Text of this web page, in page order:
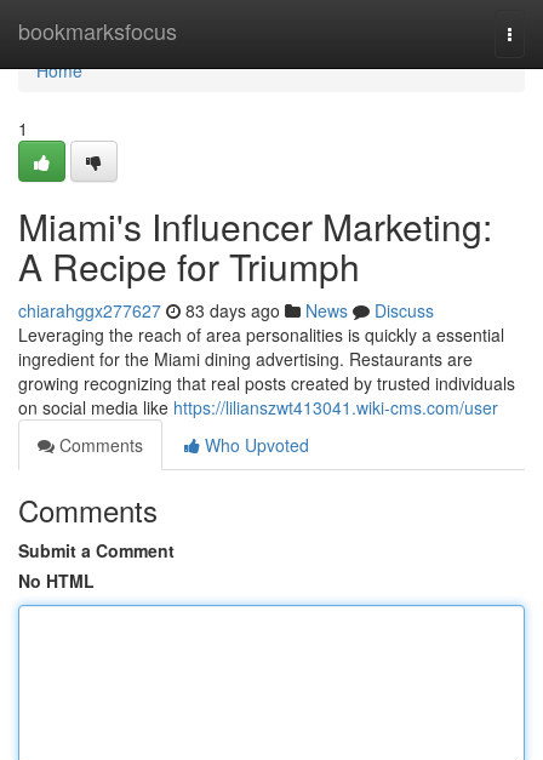
bookmarksfocus
Home
Home
1
Miami's Influencer Marketing:
A Recipe for Triumph
chiarahggx277627 83 days ago News
Discuss
Leveraging the reach of area personalities is quickly a essential
ingredient for the Miami dining advertising. Restaurants are
growing recognizing that real posts created by trusted individuals
on social media like https://lilianszwt413041.wiki-cms.com/user
Comments
Who Upvoted
Comments
Submit a Comment
No HTML